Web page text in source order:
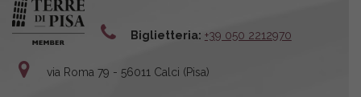
Biglietteria: +39 050 2212970
via Roma 79 - 56011 Calci (Pisa)